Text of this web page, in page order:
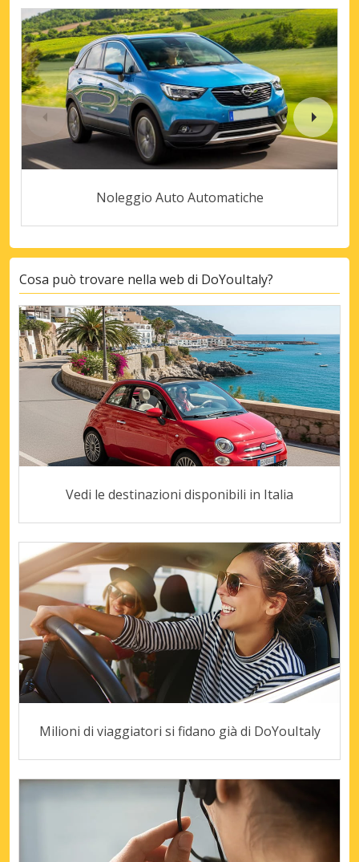
Noleggio Auto Automatiche
Cosa può trovare nella web di DoYouItaly?
Vedi le destinazioni disponibili in Italia
Milioni di viaggiatori si fidano già di DoYouItaly